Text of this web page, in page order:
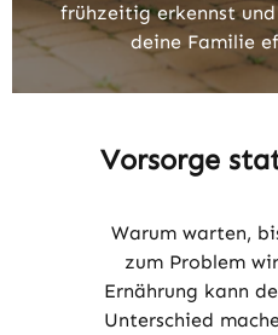
frühzeitig erkennst
deine Familie
Vorsorge
Warum warten,
zum Problem
Ernährung kann
Unterschied